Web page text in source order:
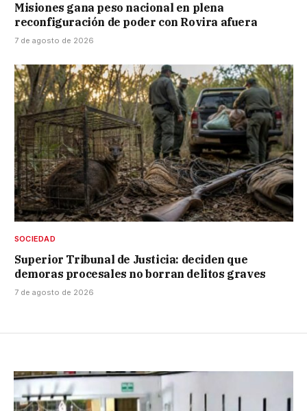
Misiones gana peso nacional en plena
reconfiguración de poder con Rovira afuera
7 de agosto de 2026
SOCIEDAD
Superior Tribunal de Justicia: deciden que
demoras procesales no borran delitos graves
7 de agosto de 2026